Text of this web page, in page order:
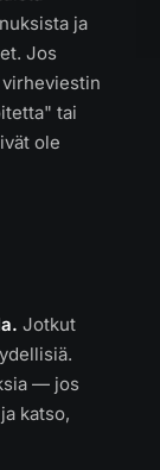
ja
Jos
tai
ole
Jotkut
— jos
katso,